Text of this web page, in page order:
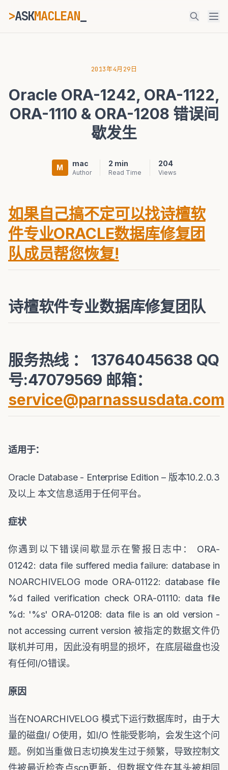
>ASKMACLEAN
⌘K Ctrl+K
2013年4月29日
Oracle ORA-1242, ORA-1122,
ORA-1110 & ORA-1208 错误间
歇发生
M mac
Author
2 min
Read Time
204
Views
如果自己搞不定可以找诗檀软
件专业ORACLE数据库修复团
队成员帮您恢复!
诗檀软件专业数据库修复团队
服务热线 ： 13764045638 QQ
号:47079569 邮箱：
service@parnassusdata.com
适用于：
Oracle Database - Enterprise Edition – 版本10.2.0.3
及以上 本文信息适用于任何平台。
症状
你遇到以下错误间歇显示在警报日志中：
ORA-
01242: data file suffered media failure: database in
NOARCHIVELOG mode ORA-01122: database file
%d failed verification check ORA-01110: data file
%d: '%s' ORA-01208: data file is an old version -
not accessing current version 被指定的数据文件仍
联机并可用，因此没有明显的损坏，在底层磁盘也没
有任何I/O错误。
原因
当在NOARCHIVELOG 模式下运行数据库时，由于大
量的磁盘I/ O使用，如I/O 性能受影响，会发生这个问
题。例如当重做日志切换发生过于频繁，导致控制文
件被最近检查点scn更新，但数据文件在其头被相同